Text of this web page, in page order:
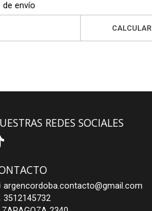
envío
CALCULAR
REDES SOCIALES
argencordoba.contacto@gmail.com
3512145732